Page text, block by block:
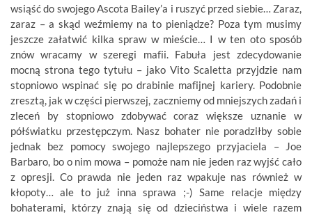
wsiąść do swojego Ascota Bailey’a i ruszyć przed siebie… Zaraz,
zaraz – a skąd weźmiemy na to pieniądze? Poza tym musimy
jeszcze załatwić kilka spraw w mieście… I w ten oto sposób
znów wracamy w szeregi mafii. Fabuła jest zdecydowanie
mocną strona tego tytułu – jako Vito Scaletta przyjdzie nam
stopniowo wspinać się po drabinie mafijnej kariery. Podobnie
zresztą, jak w części pierwszej, zaczniemy od mniejszych zadań i
zleceń by stopniowo zdobywać coraz większe uznanie w
półświatku przestępczym. Nasz bohater nie poradziłby sobie
jednak bez pomocy swojego najlepszego przyjaciela – Joe
Barbaro, bo o nim mowa – pomoże nam nie jeden raz wyjść cało
z opresji. Co prawda nie jeden raz wpakuje nas również w
kłopoty… ale to już inna sprawa ;-) Same relacje między
bohaterami, którzy znają się od dzieciństwa i wiele razem